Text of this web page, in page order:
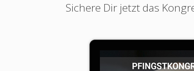
Sichere Dir jetzt das